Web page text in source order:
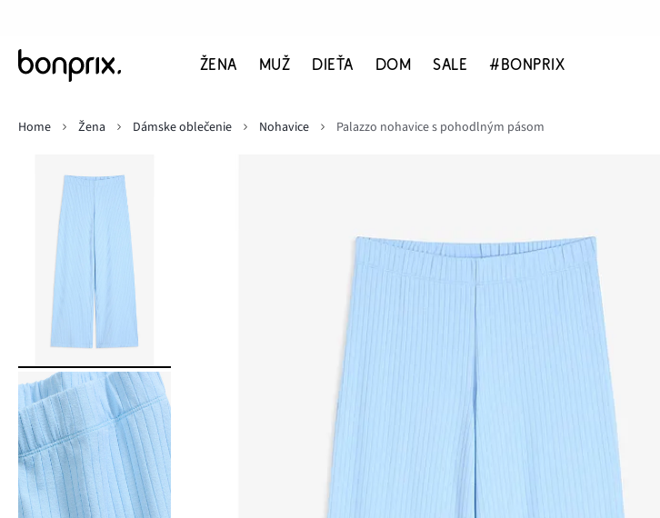
ŽENA MUŽ DIEŤA DOM SALE #BONPRIX
Home
Žena Dámske oblečenie Nohavice Palazzo nohavice s pohodlným pásom